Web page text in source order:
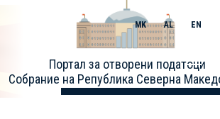
Портал за отворени податоци
Собрание на Република Северна
MK AL EN
Toggle